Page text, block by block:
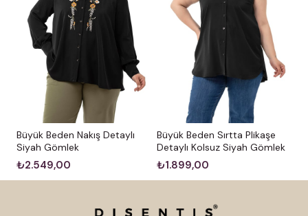
Büyük Beden Nakış Detaylı
Siyah Gömlek
₺2.549,00
Büyük Beden Sırtta Plikaşe
Detaylı Kolsuz Siyah Gömlek
₺1.899,00